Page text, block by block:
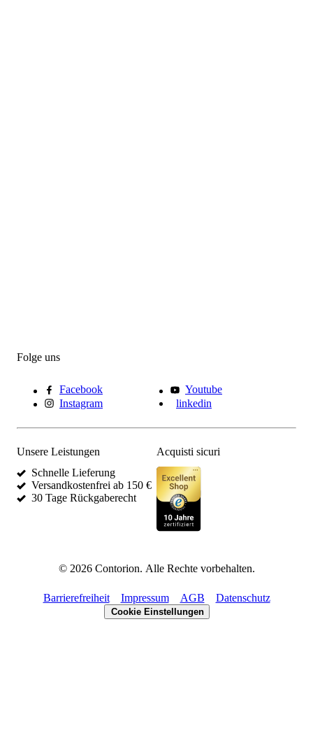
Folge uns
Facebook
Youtube
Instagram
linkedin
Unsere Leistungen
Schnelle Lieferung
Versandkostenfrei ab 150 €
30 Tage Rückgaberecht
Acquisti sicuri
© 2026Contorion. Alle Rechte vorbehalten.
Barrierefreiheit Impressum AGB Datenschutz
Cookie Einstellungen